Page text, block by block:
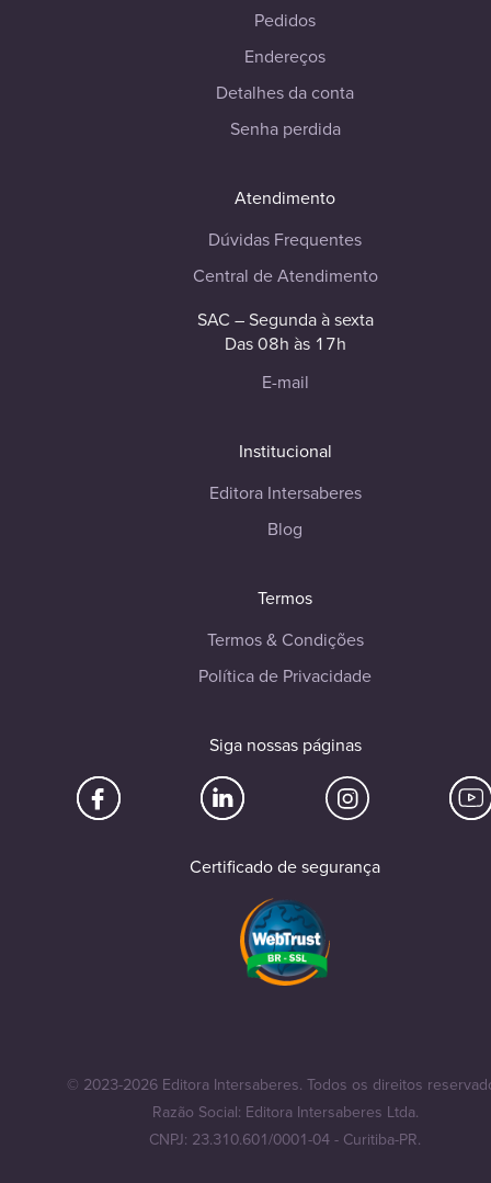
Pedidos
Endereços
Detalhes da conta
Senha perdida
Atendimento
Dúvidas Frequentes
Central de Atendimento
SAC – Segunda à sexta
Das 08h às 17h
E-mail
Institucional
Editora Intersaberes
Blog
Termos
Termos & Condições
Política de Privacidade
Siga nossas páginas
Certificado de segurança
© 2023-2026 Editora Intersaberes. Todos os direitos
Razão Social: Editora Intersaberes Ltda.
CNPJ: 23.310.601/0001-04 - Curitiba-PR.